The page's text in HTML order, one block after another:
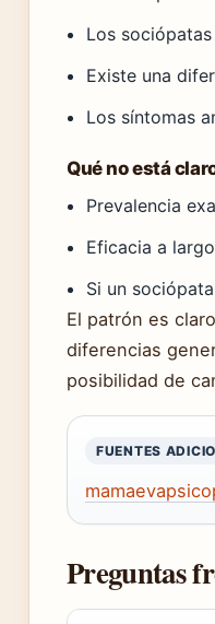
Los
Existe una
Los síntomas
Qué no está
Prevalencia
Eficacia a
Si un
El patrón es
diferencias
posibilidad de
FUENTES
Preguntas